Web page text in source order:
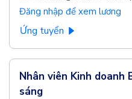
Đăng nhập để xem lương
Ứng tuyển
Nhân viên Kinh doanh
sáng